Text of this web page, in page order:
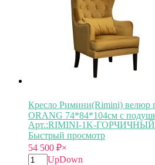
Кресло Римини(Rimini) велюр
ORANG 74*84*104см с
Арт.:RIMINI-1K-ГОРЧИЧНЫЙ
Быстрый просмотр
54 500 ₽×
UpDown